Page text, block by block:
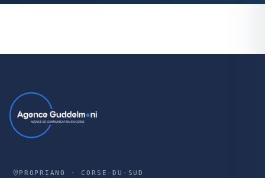
PROPRIANO · CORSE-DU-SUD